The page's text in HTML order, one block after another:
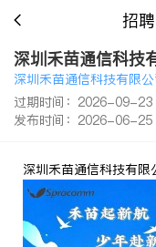
招
深圳禾苗通信科
深圳禾苗通信科技有限公
过期时间：2026-09-23
发布时间：2026-06-25
深圳禾苗通信科技有限